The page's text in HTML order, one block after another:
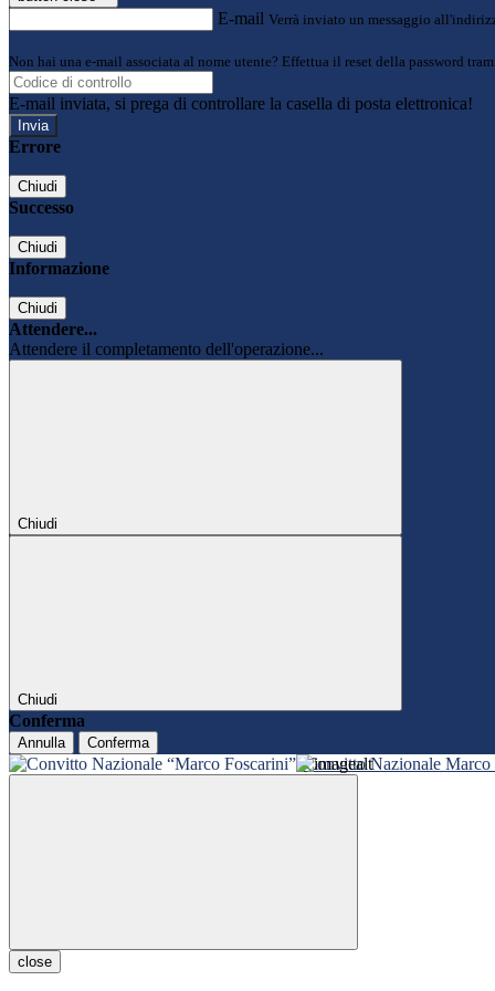
E-mail Verrà inviato un messaggio
Non hai una e-mail associata al nome utente? Effettua il reset della password
E-mail inviata, si prega di controllare la casella di posta elettronica!
Errore
Chiudi
Successo
Chiudi
Informazione
Chiudi
Attendere...
Attendere il completamento dell'operazione...
Chiudi
Chiudi
Conferma
Annulla Conferma
Convitto Nazionale Marco
close